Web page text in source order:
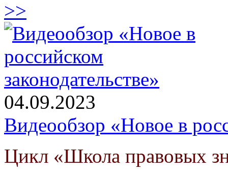
>>
04.09.2023
Видеообзор «Новое в
Цикл «Школа правовых